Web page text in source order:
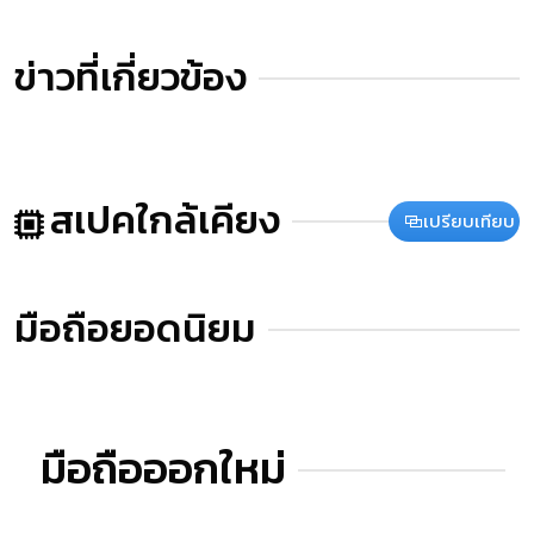
ข่าวที่เกี่ยวข้อง
สเปคใกล้เคียง เปรียบเทียบ
มือถือยอดนิยม
มือถือออกใหม่